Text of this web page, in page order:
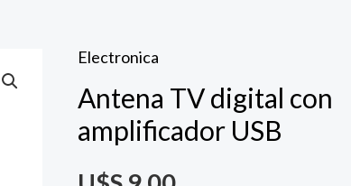
Electronica
Antena TV digital con
amplificador USB
Antena
TV
digital
amplificador